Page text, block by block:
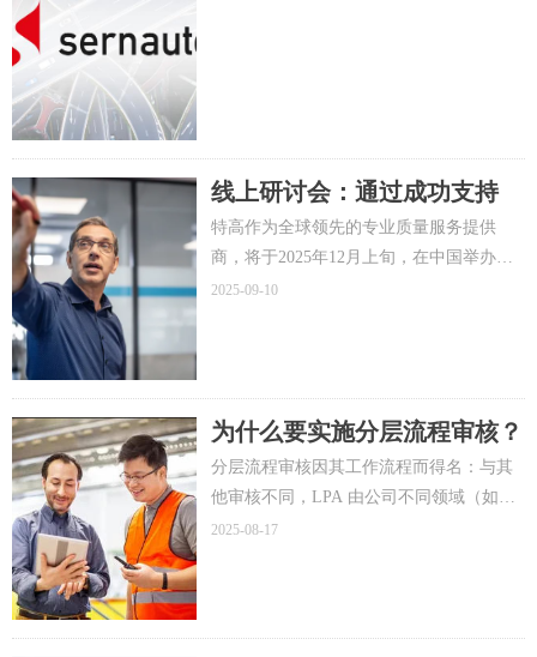
线上研讨会：通过成功支持
APQP，PPAP&MRS 实施战
略，共创斯泰兰蒂斯卓越供应
链
特高作为全球领先的专业质量服务提供
商，将于2025年12月上旬，在中国举办斯
泰兰蒂斯供应商线上研讨会专项活动，搭
2025-09-10
为什么要实施分层流程审核？
分层流程审核因其工作流程而得名：与其
他审核不同，LPA 由公司不同领域（如生
产、维护和供应链）的不同层级（如工厂
2025-08-17